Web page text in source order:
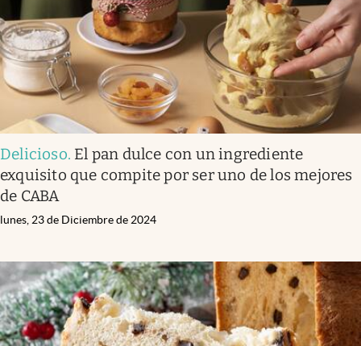
Delicioso. El pan dulce con un ingrediente
exquisito que compite por ser uno de los mejores
de CABA
lunes, 23 de Diciembre de 2024